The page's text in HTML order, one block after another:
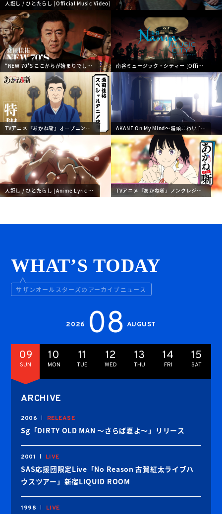
人誑し / ひとたらし [Official Music Video]
“NEW 70'S ここからが始まりでしょ” [Teaser]南谷ミュージック・シティー [Official
TVアニメ『あかね噺』オープニング主題歌「人誑し / ひとたらし」解禁特別映像 [Anime
AKANE On My Mind〜饅頭こわい [Anime
人誑し / ひとたらし [Anime Lyric Video] TVアニメ『あかね噺』ノンクレジットオー
WHAT’S TODAY
サザンオールスターズのアーカイブニュース
2026 08 AUGUST
09
SUN
10
MON
11
TUE
12
WED
13
THU
14
FRI
15
SAT
ARCHIVE
2006 RELEASE
Sg「DIRTY OLD MAN ～さらば夏よ～」リリース
2001 LIVE
SAS応援団限定Live「No Reason 古賀紅太ライブハ
ウスツアー」新宿LIQUID ROOM
1998 LIVE